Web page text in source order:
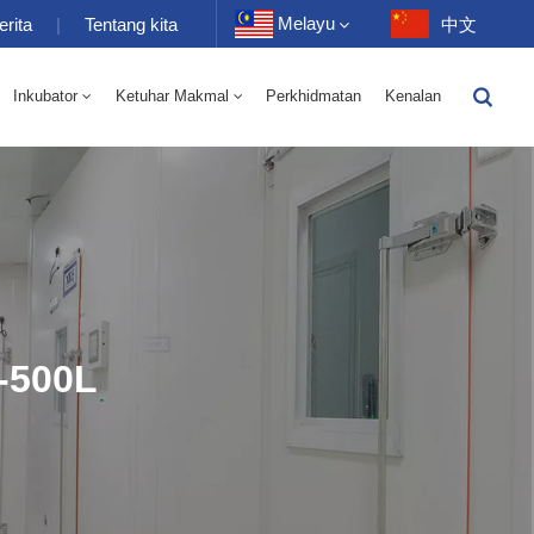
| Tentang kita Melayu
Français
Português
中文
Inkubator Ketuhar Makmal Perkhidmatan Kenalan